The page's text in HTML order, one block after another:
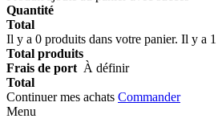
Quantité
Total
Il y a 0 produits dans votre panier. Il y a 1
Total produits
Frais de port À définir
Total
Continuer mes achats Commander
Menu